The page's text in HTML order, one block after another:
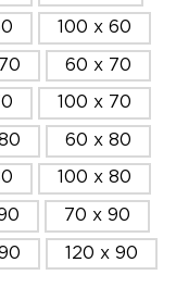
100 x 60
60 x 70
100 x 70
60 x 80
100 x 80
70 x 90
120 x 90